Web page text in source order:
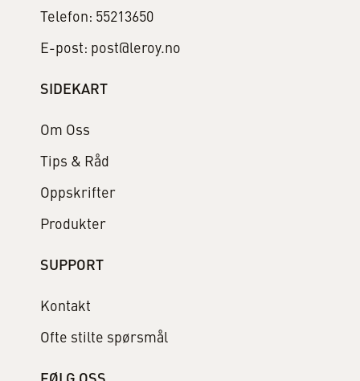
Telefon: 55213650
E-post: post@leroy.no
SIDEKART
Om Oss
Tips & Råd
Oppskrifter
Produkter
SUPPORT
Kontakt
Ofte stilte spørsmål